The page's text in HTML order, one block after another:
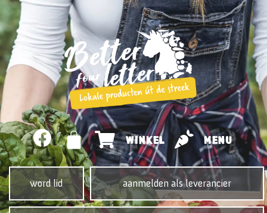
WINKEL MENU
word lid aanmelden als leverancier